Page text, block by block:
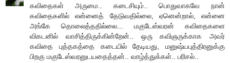
கவிதைகள் அருமை.. கடைசியும்.. பொதுவாகவே நான்
கவிதைகளில் என்னைத் தேடுவதில்லை, ஏனென்றால், என்னை
அங்கே தொலைத்ததில்லை... மகுடேஸ்வரன் கவிதைகளை
விகடனில் வாசித்திருக்கின்றேன்.. ஒரு கவிஞருக்காக அவர்
கவிதை புத்தகத்தை கடையில் தேடியது, மனுஷ்யபுத்திரனுக்கு
பிறகு மகுடேஸ்வரனுடயதைத்தன்.. வாழ்த்துக்கள்.. பரிசல்..